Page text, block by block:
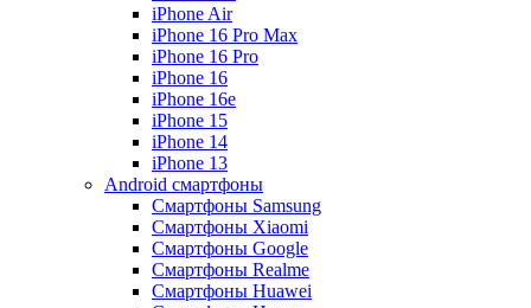
iPhone Air
iPhone 16 Pro Max
iPhone 16 Pro
iPhone 16
iPhone 16e
iPhone 15
iPhone 14
iPhone 13
Android cмартфоны
Смартфоны Samsung
Смартфоны Xiaomi
Смартфоны Google
Смартфоны Realme
Смартфоны Huawei